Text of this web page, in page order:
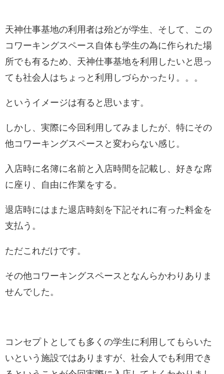
天神仕事基地の利用者は殆どが学生、そして、この
コワーキングスペース自体も学生の為に作られた場
所でも有るため、天神仕事基地を利用したいと思っ
ても社会人はちょっと利用しづらかったり。。。
というイメージは有ると思います。
しかし、実際に今回利用してみましたが、特にその
他コワーキングスペースと変わらない感じ。
入店時に名簿に名前と入店時間を記載し、好きな席
に座り、自由に作業をする。
退店時にはまた退店時刻を下記それに有った料金を
支払う。
ただこれだけです。
その他コワーキングスペースとなんらかわりありま
せんでした。
コンセプトとしても多くの学生に利用してもらいた
いという施設ではありますが、社会人でも利用でき